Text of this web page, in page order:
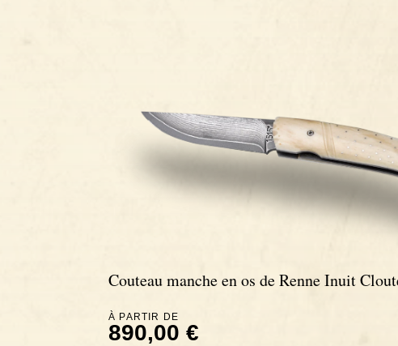
Couteau manche en os de Renne Inuit
À PARTIR DE
890,00 €